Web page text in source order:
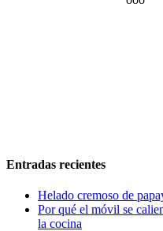
Entradas recientes
Helado cremoso de
Por qué el móvil se
la cocina